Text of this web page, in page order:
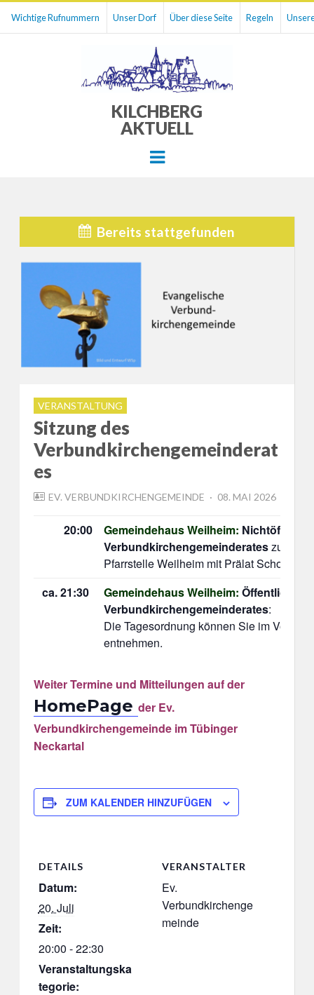
Wichtige Rufnummern Unser Dorf Über diese Seite Regeln
KILCHBERG
AKTUELL
Menu
Bereits stattgefunden
VERANSTALTUNG
Sitzung des
Verbundkirchengemeinderat
es
EV. VERBUNDKIRCHENGEMEINDE
POSTED
08. MAI 2026
20:00 Gemeindehaus Weilheim:
Verbundkirchengemeinderateszur
Pfarrstelle Weilheim mit Prälat Schoch.
ca. 21:30
Gemeindehaus Weilheim: Öffentliche
Verbundkirchengemeinderates:
Die Tagesordnung können Sie im
entnehmen.
Weiter Termine und Mitteilungen aufder
HomePage der Ev.
Verbundkirchengemeinde im Tübinger
Neckartal
ZUM KALENDER HINZUFÜGEN
DETAILS
Datum:
20. Juli
Zeit:
20:00 - 22:30
Veranstaltungska
tegorie:
VERANSTALTER
Ev.
Verbundkirchenge
meinde